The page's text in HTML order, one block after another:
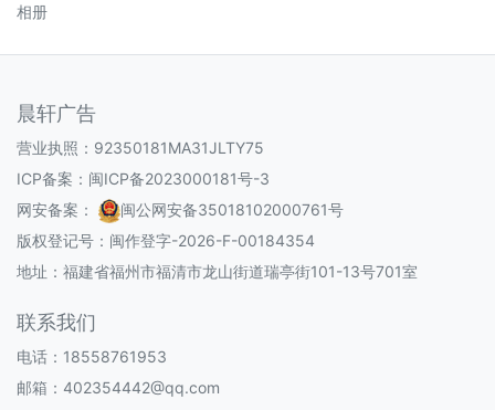
相册
晨轩广告
营业执照：92350181MA31JLTY75
ICP备案： 闽ICP备2023000181号-3
网安备案：
闽公网安备35018102000761号
版权登记号： 闽作登字-2026-F-00184354
地址：福建省福州市福清市龙山街道瑞亭街101-13号701室
联系我们
电话：18558761953
邮箱：402354442@qq.com